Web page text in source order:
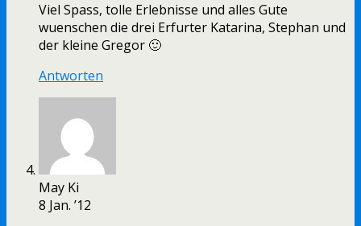
Viel Spass, tolle Erlebnisse und alles Gute
wuenschen die drei Erfurter Katarina, Stephan und
der kleine Gregor 🙂
Antworten
May Ki
8 Jan. ’12